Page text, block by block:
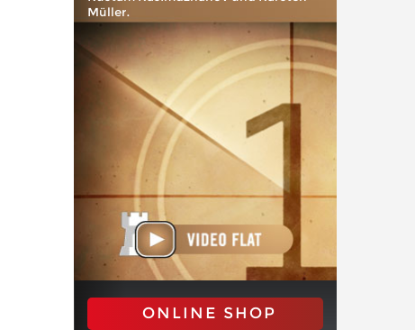
Müller.
ONLINE SHOP